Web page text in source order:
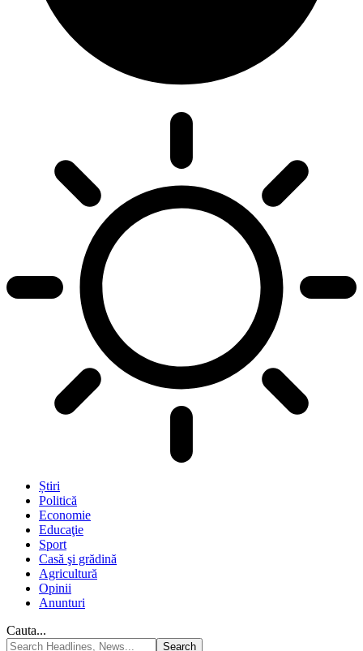
Știri
Politică
Economie
Educaţie
Sport
Casă şi grădină
Agricultură
Opinii
Anunturi
Cauta...